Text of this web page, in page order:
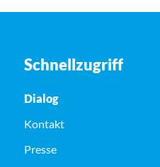
Schnellzugriff
Dialog
Kontakt
Presse